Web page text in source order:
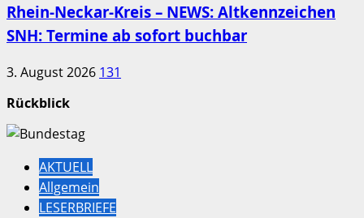
Rhein-Neckar-Kreis – NEWS: Altkennzeichen
SNH: Termine ab sofort buchbar
3. August 2026 131
Rückblick
AKTUELL
Allgemein
LESERBRIEFE